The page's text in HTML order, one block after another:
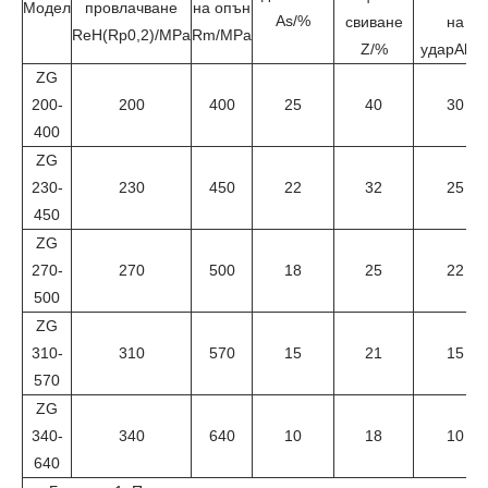
Модел
провлачване
ReH(Rp0,2)/MPa
на опън
Rm/MPa
As/%
свиване
Z/%
на
ударAkv/
ZG
200-
400
200 400 25 40 30
ZG
230-
450
230 450 22 32 25
ZG
270-
500
270 500 18 25 22
ZG
310-
570
310 570 15 21 15
ZG
340-
640
340 640 10 18 10